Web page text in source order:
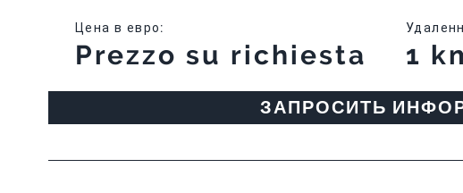
Цена в евро:
Prezzo su richiesta 1
ЗАПРОСИТЬ